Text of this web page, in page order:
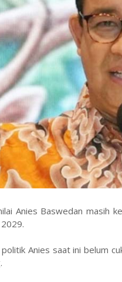
Anies Baswedan masih
Anies saat ini belum